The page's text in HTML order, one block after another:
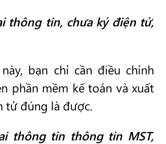
thông tin, chưa ký điện tử,
bạn chỉ cần điều chỉnh
phần mềm kế toán và xuất
tử đúng là được.
thông tin thông tin MST,